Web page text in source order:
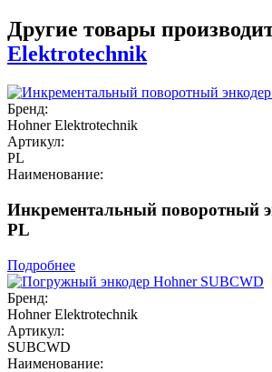
Другие товары
Elektrotechnik
Бренд:
Hohner Elektrotechnik
Артикул:
PL
Наименование:
Инкрементальный поворотный
PL
Подробнее
Бренд:
Hohner Elektrotechnik
Артикул:
SUBCWD
Наименование: